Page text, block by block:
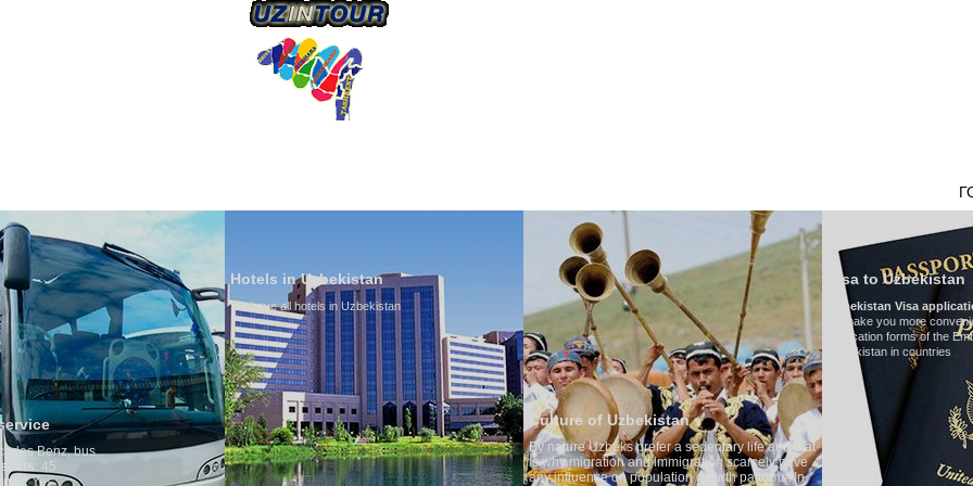
Hotels in Uzbekistan
We have all hotels in Uzbekistan
Culture of Uzbekistan
By nature Uzbeks prefer a sedentary life and that
is why migration and immigration scarcely have
any influence on population growth patterns. In
Visa to Uzbekistan
Uzbekistan Visa application form:
To make you more convenient, we have prepared visa
application forms of the Embassies of the Republic of
Uzbekistan in countries
Number
Air-